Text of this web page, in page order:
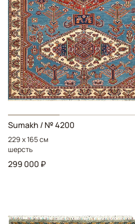
Sumakh / № 4200
229 x 165 см
шерсть
299 000 ₽